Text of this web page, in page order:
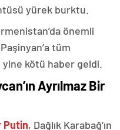
yürek burktu.
önemli
tüm
yine kötü haber geldi.
Ayrılmaz Bir
Putin, Dağlık Karabağ’ın